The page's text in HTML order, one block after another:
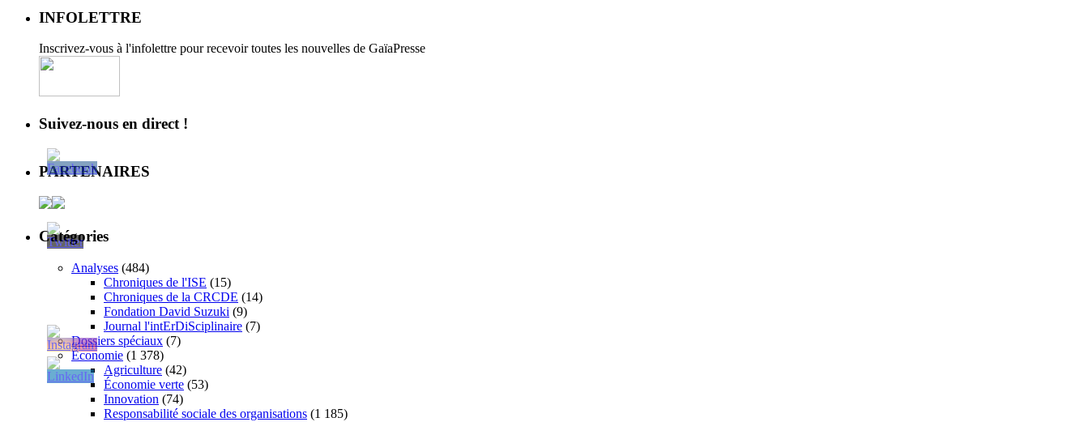
INFOLETTRE
Inscrivez-vous à l'infolettre pour recevoir toutes les nouvelles de GaïaPresse
Suivez-nous en direct !
PARTENAIRES
Catégories
Analyses (484)
Chroniques de l'ISE (15)
Chroniques de la CRCDE (14)
Fondation David Suzuki (9)
Journal l'intErDiSciplinaire (7)
Dossiers spéciaux (7)
Économie (1 378)
Agriculture (42)
Économie verte (53)
Innovation (74)
Responsabilité sociale des organisations (1 185)